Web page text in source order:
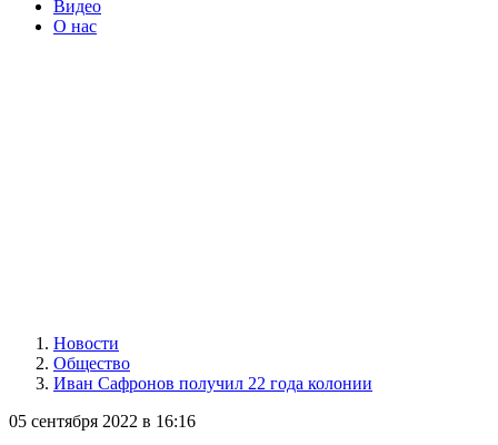
Видео
О нас
Новости
Общество
Иван Сафронов получил 22 года колонии
05 сентября 2022 в 16:16